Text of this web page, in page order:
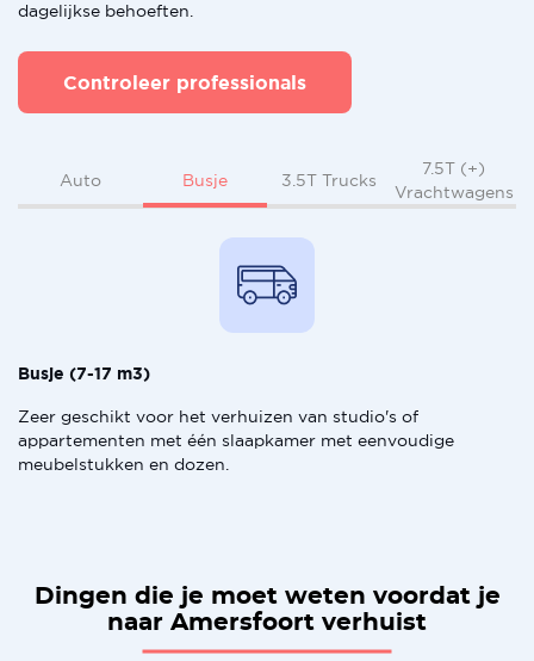
dagelijkse behoeften.
Controleer professionals
Auto Busje 3.5T Trucks
7.5T (+)
Vrachtwagens
Busje (7-17 m3)
Zeer geschikt voor het verhuizen van studio's of
appartementen met één slaapkamer met eenvoudige
meubelstukken en dozen.
Dingen die je moet weten voordat je
naar Amersfoort verhuist